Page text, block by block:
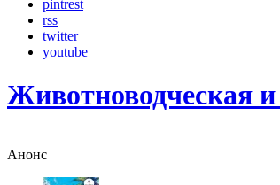
pintrest
rss
twitter
youtube
Животноводческая
Анонс